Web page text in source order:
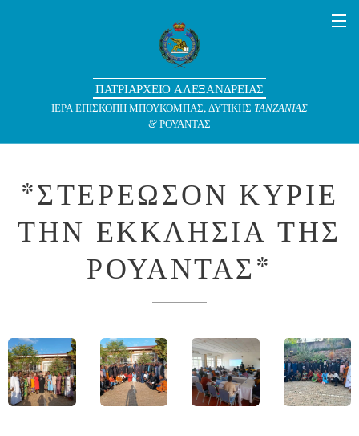
ΠΑΤΡΙΑΡΧΕΙΟ ΑΛΕΞΑΝΔΡΕΙΑΣ
ΙΕΡΑ ΕΠΙΣΚΟΠΗ ΜΠΟΥΚΟΜΠΑΣ, ΔΥΤΙΚΗΣ ΤΑΝΖΑΝΙΑΣ
& ΡΟΥΑΝΤΑΣ
*ΣΤΕΡΕΩΣΟΝ ΚΥΡΙΕ
ΤΗΝ ΕΚΚΛΗΣΙΑ ΤΗΣ
ΡΟΥΑΝΤΑΣ*